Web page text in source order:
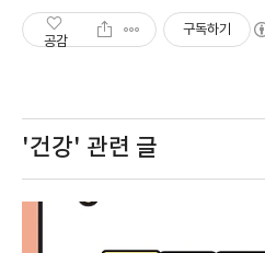
공감
구독하기
'건강' 관련 글